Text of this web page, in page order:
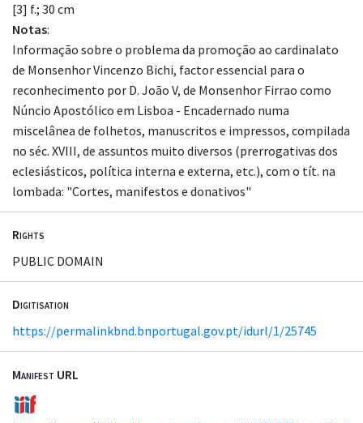
[3] f.; 30 cm
Notas:
Informação sobre o problema da promoção ao cardinalato
de Monsenhor Vincenzo Bichi, factor essencial para o
reconhecimento por D. João V, de Monsenhor Firrao como
Núncio Apostólico em Lisboa - Encadernado numa
miscelânea de folhetos, manuscritos e impressos, compilada
no séc. XVIII, de assuntos muito diversos (prerrogativas dos
eclesiásticos, política interna e externa, etc.), com o tít. na
lombada: "Cortes, manifestos e donativos"
Rights
PUBLIC DOMAIN
Digitisation
https://permalinkbnd.bnportugal.gov.pt/idurl/1/25745
Manifest URL